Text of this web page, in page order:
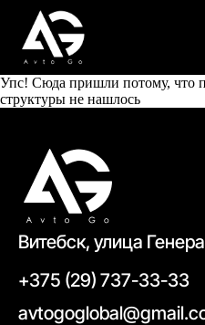
Упс! Сюда пришли потому, что
структуры не нашлось
Витебск, улица
+375 (29) 737-33-33